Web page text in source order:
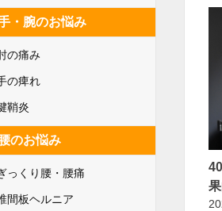
・腕のお悩み
の痛み
の痺れ
鞘炎
のお悩み
っくり腰・腰痛
間板ヘルニア